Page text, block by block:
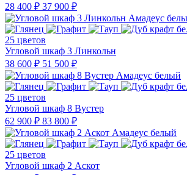
28 400 ₽ 37 900 ₽
25 цветов
Угловой шкаф 3 Линкольн
38 600 ₽ 51 500 ₽
25 цветов
Угловой шкаф 8 Вустер
62 900 ₽ 83 800 ₽
25 цветов
Угловой шкаф 2 Аскот